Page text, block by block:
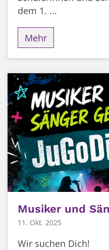
dem 1. ...
Mehr
Musiker und
11. Okt. 2025
Wir suchen Dich!